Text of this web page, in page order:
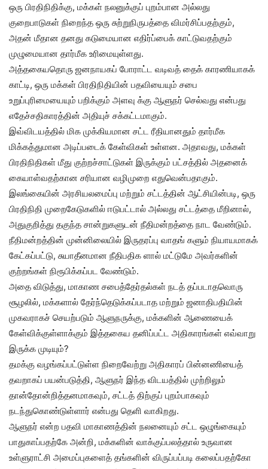
ஒரு பிரதிநிதிக்கு, மக்கள் நலனுக்குப் புறம்பான அல்லது
குறைபாடுகள் நிறைந்த ஒரு சுற்றுநிருபத்தை விமர்சிப்பதற்கும்,
அதன் மீதான தனது கடுமையான எதிர்ப்பைக் காட்டுவதற்கும்
முழுமையான தார்மீக உரிமையுள்ளது.
அத்தகையதொரு ஜனநாயகப் போராட்ட வடிவத் தைக் காரணியாகக்
காட்டி, ஒரு மக்கள் பிரதிநிதியின் பதவியையும் சபை
உறுப்புரிமையையும் பறிக்கும் அளவு க்கு ஆளுநர் செல்வது என்பது
எதேச்சதிகாரத்தின் அதியுச் சக்கட்டமாகும்.
இவ்விடயத்தில் மிக முக்கியமான சட்ட ரீதியானதும் தார்மீக
மிக்கத்துமான அடிப்படைக் கேள்விகள் உள்ளன. அதாவது, மக்கள்
பிரதிநிதிகள் மீது குற்றச்சாட்டுகள் இருக்கும் பட்சத்தில் அதனைக்
கையாள்வதற்கான சரியான வழிமுறை எதுவென்பதாகும்.
இலங்கையின் அரசியலமைப்பு மற்றும் சட்டத்தின் ஆட்சியின்படி, ஒரு
பிரதிநிதி முறைகேடுகளில் ஈடுபட்டால் அல்லது சட்டத்தை மீறினால்,
அதுகுறித்து தகுந்த சான்றுகளுடன் நீதிமன்றத்தை நாட வேண்டும்.
நீதிமன்றத்தின் முன்னிலையில் இருதரப்பு வாதங் களும் நியாயமாகக்
கேட்கப்பட்டு, சுயாதீனமான நீதிபதிக ளால் மட்டுமே அவர்களின்
குற்றங்கள் நிரூபிக்கப்பட வேண்டும்.
அதை விடுத்து, மாகாண சபைத்தேர்தல்கள் நடத் தப்படாதவொரு
சூழலில், மக்களால் தேர்ந்தெடுக்கப்படாத மற்றும் ஜனாதிபதியின்
முகவராகச் செயற்படும் ஆளுநருக்கு, மக்களின் ஆணையைக்
கேள்விக்குள்ளாக்கும் இத்தகைய தனிப்பட்ட அதிகாரங்கள் எவ்வாறு
இருக்க முடியும்?
தமக்கு வழங்கப்பட்டுள்ள நிறைவேற்று அதிகாரப் பின்னணியைத்
தவறாகப் பயன்படுத்தி, ஆளுநர் இந்த விடயத்தில் முற்றிலும்
தான்தோன்றித்தனமாகவும், சட்டத் திற்குப் புறம்பாகவும்
நடந்துகொண்டுள்ளார் என்பது தெளி வாகிறது.
ஆளுநர் என்ற பதவி மாகாணத்தின் நலனையும் சட்ட ஒழுங்கையும்
பாதுகாப்பதற்கே அன்றி, மக்களின் வாக்குப்பலத்தால் உருவான
உள்ளுராட்சி அமைப்புகளைத் தங்களின் விருப்பப்படி கலைப்பதற்கோ